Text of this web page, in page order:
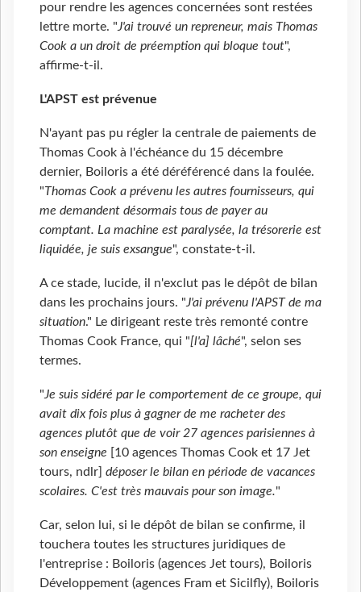
pour rendre les agences concernées sont restées
lettre morte. "J'ai trouvé un repreneur, mais Thomas
Cook a un droit de préemption qui bloque tout",
affirme-t-il.
L'APST est prévenue
N'ayant pas pu régler la centrale de paiements de
Thomas Cook à l'échéance du 15 décembre
dernier, Boiloris a été déréférencé dans la foulée.
"Thomas Cook a prévenu les autres fournisseurs, qui
me demandent désormais tous de payer au
comptant. La machine est paralysée, la trésorerie est
liquidée, je suis exsangue", constate-t-il.
A ce stade, lucide, il n'exclut pas le dépôt de bilan
dans les prochains jours. "J'ai prévenu l'APST de ma
situation." Le dirigeant reste très remonté contre
Thomas Cook France, qui "[l'a] lâché", selon ses
termes.
"Je suis sidéré par le comportement de ce groupe, qui
avait dix fois plus à gagner de me racheter des
agences plutôt que de voir 27 agences parisiennes à
son enseigne [10 agences Thomas Cook et 17 Jet
tours, ndlr] déposer le bilan en période de vacances
scolaires. C'est très mauvais pour son image."
Car, selon lui, si le dépôt de bilan se confirme, il
touchera toutes les structures juridiques de
l'entreprise : Boiloris (agences Jet tours), Boiloris
Développement (agences Fram et Sicilfly), Boiloris